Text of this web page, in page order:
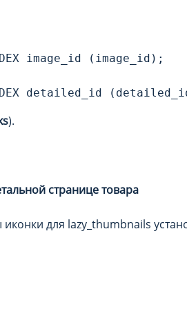
image_id (image_id);
).
странице товара
для lazy_thumbnails